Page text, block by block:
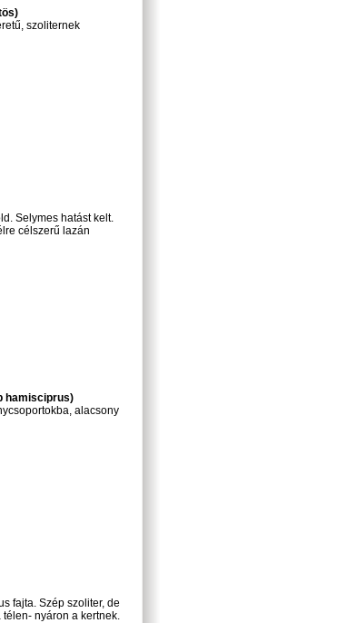
szoliternek
Selymes hatást kelt.
célszerű lazán
hamisciprus)
alacsony
fajta. Szép szoliter, de
nyáron a kertnek.